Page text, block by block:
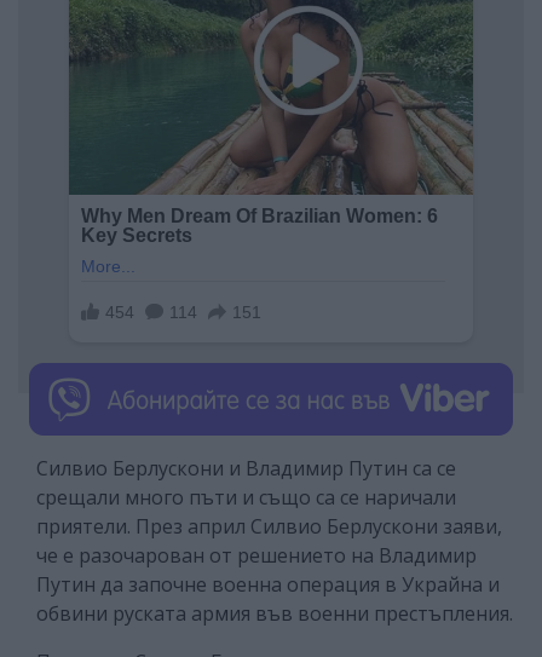
Силвио Берлускони и Владимир Путин са се
срещали много пъти и също са се наричали
приятели. През април Силвио Берлускони заяви,
че е разочарован от решението на Владимир
Путин да започне военна операция в Украйна и
обвини руската армия във военни престъпления.